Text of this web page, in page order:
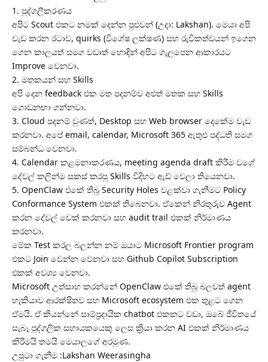
1. පුද්ගලීකරණය
අපිට Scout එකට නමක් දෙන්න පුළුවන් (උදා: Lakshan). මෙයා අපි
වැඩ කරන රටාව, quirks (විශේෂ ලක්ෂණ) සහ රුචිකත්වයන් ඉගෙන
ගෙන කාලයත් සමග වඩාත් හොඳින් අපිට ගැලපෙන ආකාරයට
Improve වෙනවා.
2. මතකයන් සහ Skills
අපි දෙන feedback එක මත පදනම්ව අළුත් මතක සහ Skills
ගොඩනඟා ගන්නවා.
3. Cloud පදනම් වුණත්, Desktop සහ Web browser දෙකේම වැඩ
කරනවා. අපේ email, calendar, Microsoft 365 ඇතුළු පද්ධති සමග
සම්බන්ධ වෙනවා.
4. Calendar කළමනාකරණය, meeting agenda draft කිරීම වගේ
දේවල් කලින්ම සකස් කරපු Skills විදිහට ඇඩ් වෙලා තියෙනවා.
5. OpenClaw එකේ තිබූ Security Holes වළක්වා ගැනීමට Policy
Conformance System එකක් තිබෙනවා. ඒකෙන් නිරතුරුව Agent
කරන දේවල් චෙක් කරනවා සහ audit trail එකක් නිර්මාණය
කරනවා.
මේක Test කරල බලන්න නම් ඔයාට Microsoft Frontier program
එකට Join වෙන්න වෙනවා සහ Github Copilot Subscription
එකක් අවශ්‍ය වෙනවා.
Microsoft උත්සාහ කරන්නේ OpenClaw එකේ තිබූ බලවත් agent
හැකියාව ආරක්ෂිතව සහ Microsoft ecosystem එක තුළට ගෙන
ඒමයි. ඒ කියන්නේ සාම්ප්‍රදායික chatbot එකකට වඩා, ඔබේ ජීවිතයේ
සැබෑ පුද්ගලික සහායකයෙකු ලෙස ක්‍රියා කරන AI එකක් නිර්මාණය
කිරීමයි තමයි මෙයාලගේ අරමුණ.
උපුටා ගැනීම :Lakshan Weerasingha